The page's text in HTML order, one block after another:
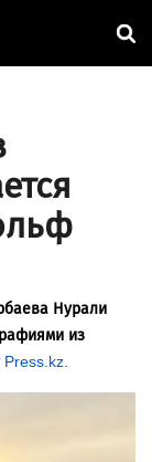
Нурали
из
Press.kz.